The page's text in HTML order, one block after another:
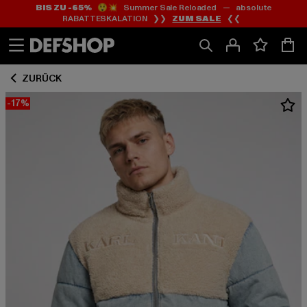
Zum
Inhalt
springen
Zum
Fußzeile
springen
BIS ZU -65%😲💥 Summer Sale Reloaded — absolute
RABATTESKALATION ❯❯ ZUM SALE ❮❮
ZURÜCK
-17%